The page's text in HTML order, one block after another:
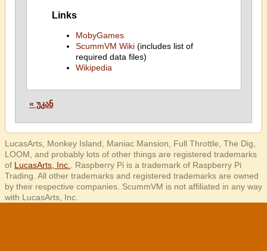
Links
MobyGames
ScummVM Wiki(includes list of
required data files)
Wikipedia
« უკან
LucasArts, Monkey Island, Maniac Mansion, Full Throttle, The Dig,
LOOM, and probably lots of other things are registered trademarks
of LucasArts, Inc.
. Raspberry Pi is a trademark of Raspberry Pi
Trading. All other trademarks and registered trademarks are owned
by their respective companies. ScummVM is not affiliated in any way
with LucasArts, Inc.